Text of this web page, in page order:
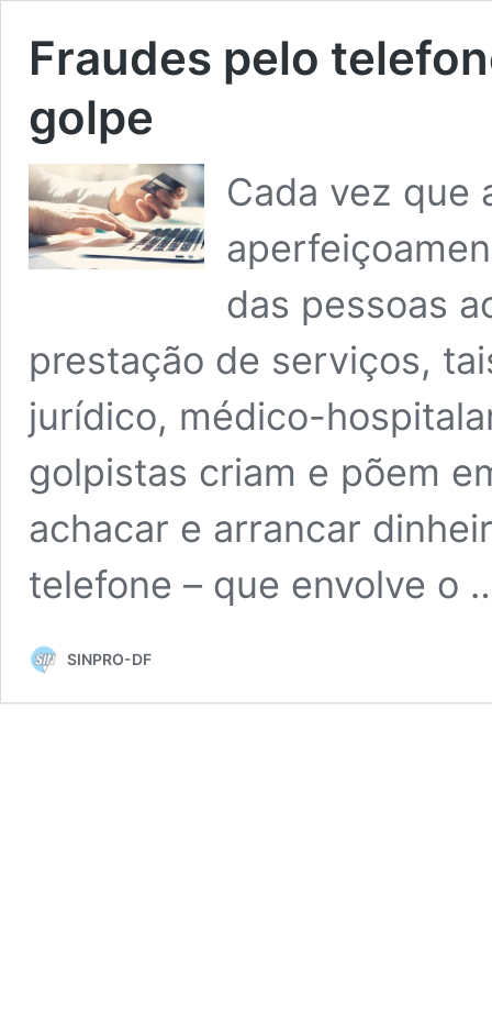
Fraudes pelo
golpe
Cada vez que
das pessoas
prestação de serviços,
jurídico, médico-
golpistas criam e põem
achacar e arrancar
telefone – que envolve o
SINPRO-DF